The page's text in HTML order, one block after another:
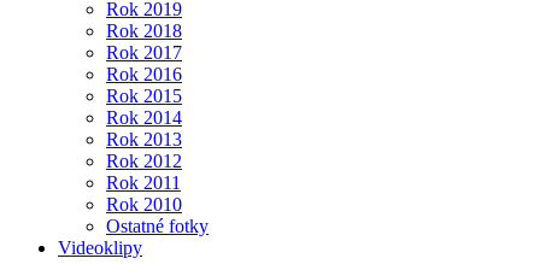
Rok 2019
Rok 2018
Rok 2017
Rok 2016
Rok 2015
Rok 2014
Rok 2013
Rok 2012
Rok 2011
Rok 2010
Ostatné fotky
Videoklipy